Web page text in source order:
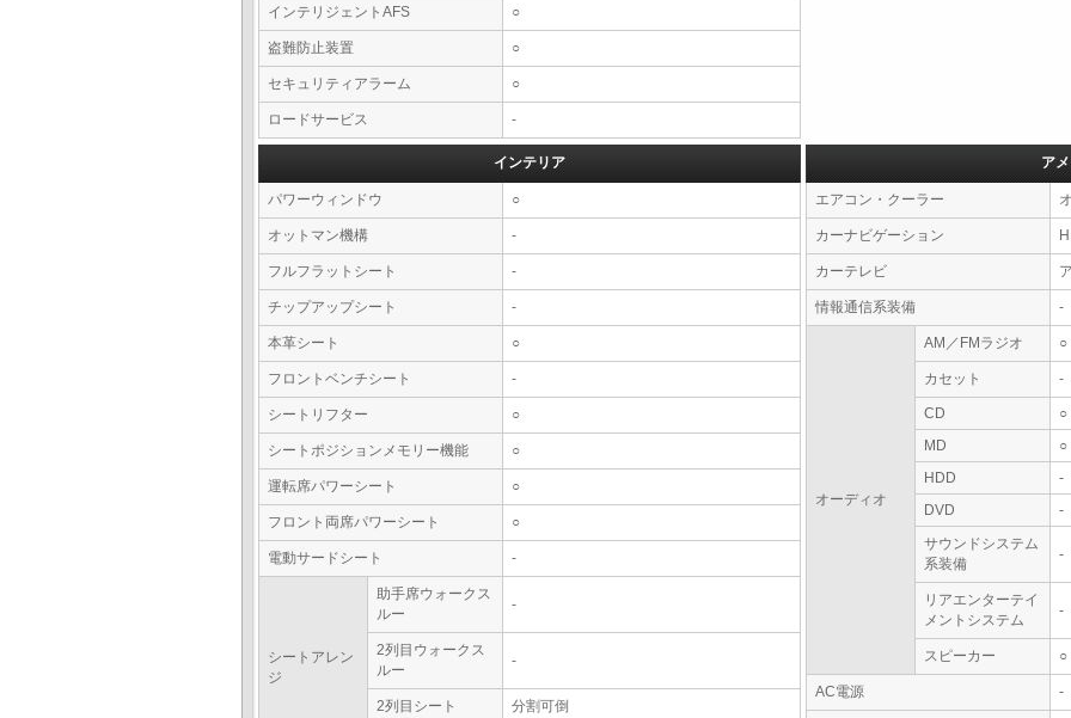
インテリジェントAFS ○
盗難防止装置 ○
セキュリティアラーム ○
ロードサービス -
インテリア
パワーウィンドウ ○
オットマン機構 -
フルフラットシート -
チップアップシート -
本革シート ○
フロントベンチシート -
シートリフター ○
シートポジションメモリー機能 ○
運転席パワーシート ○
フロント両席パワーシート ○
電動サードシート -
シートアレン
ジ
助手席ウォークス
ルー
-
2列目ウォークス
ルー
-
2列目シート 分割可倒
ア
エアコン・クーラー
カーナビゲーション
カーテレビ
情報通信系装備 -
オーディオ
AM／FMラジオ ○
カセット -
CD
○
MD
○
HDD
-
DVD
-
サウンドシステム
系装備
-
リアエンターテイ
メントシステム
-
スピーカー ○
AC電源 -